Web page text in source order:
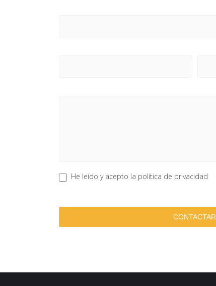
He leído y acepto la política de privacidad
CONTACTAR